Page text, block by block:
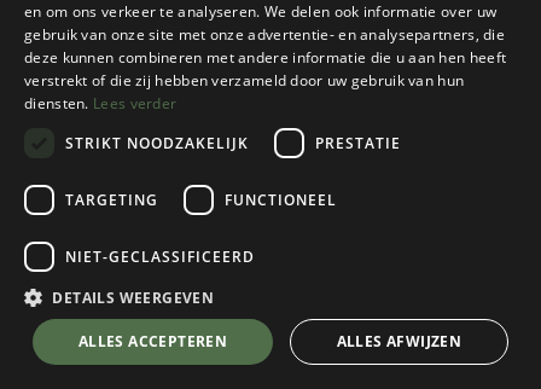
Cordee
France: Haute Provence Rockfax
€
32,95
💬 Stel je vraag over dit product via WhatsApp
en om ons verkeer te analyseren. We delen ook informatie over uw
gebruik van onze site met onze advertentie- en analysepartners, die
deze kunnen combineren met andere informatie die u aan hen heeft
verstrekt of die zij hebben verzameld door uw gebruik van hun
diensten. Lees verder
STRIKT NOODZAKELIJK
PRESTATIE
TARGETING FUNCTIONEEL
NIET-GECLASSIFICEERD
DETAILS WEERGEVEN
ALLES ACCEPTEREN ALLES AFWIJZEN